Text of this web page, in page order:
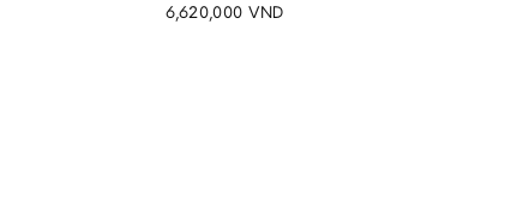
6,620,000 VND